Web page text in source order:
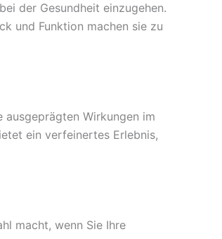
der Gesundheit einzugehen.
und Funktion machen sie zu
ausgeprägten Wirkungen im
ein verfeinertes Erlebnis,
macht, wenn Sie Ihre